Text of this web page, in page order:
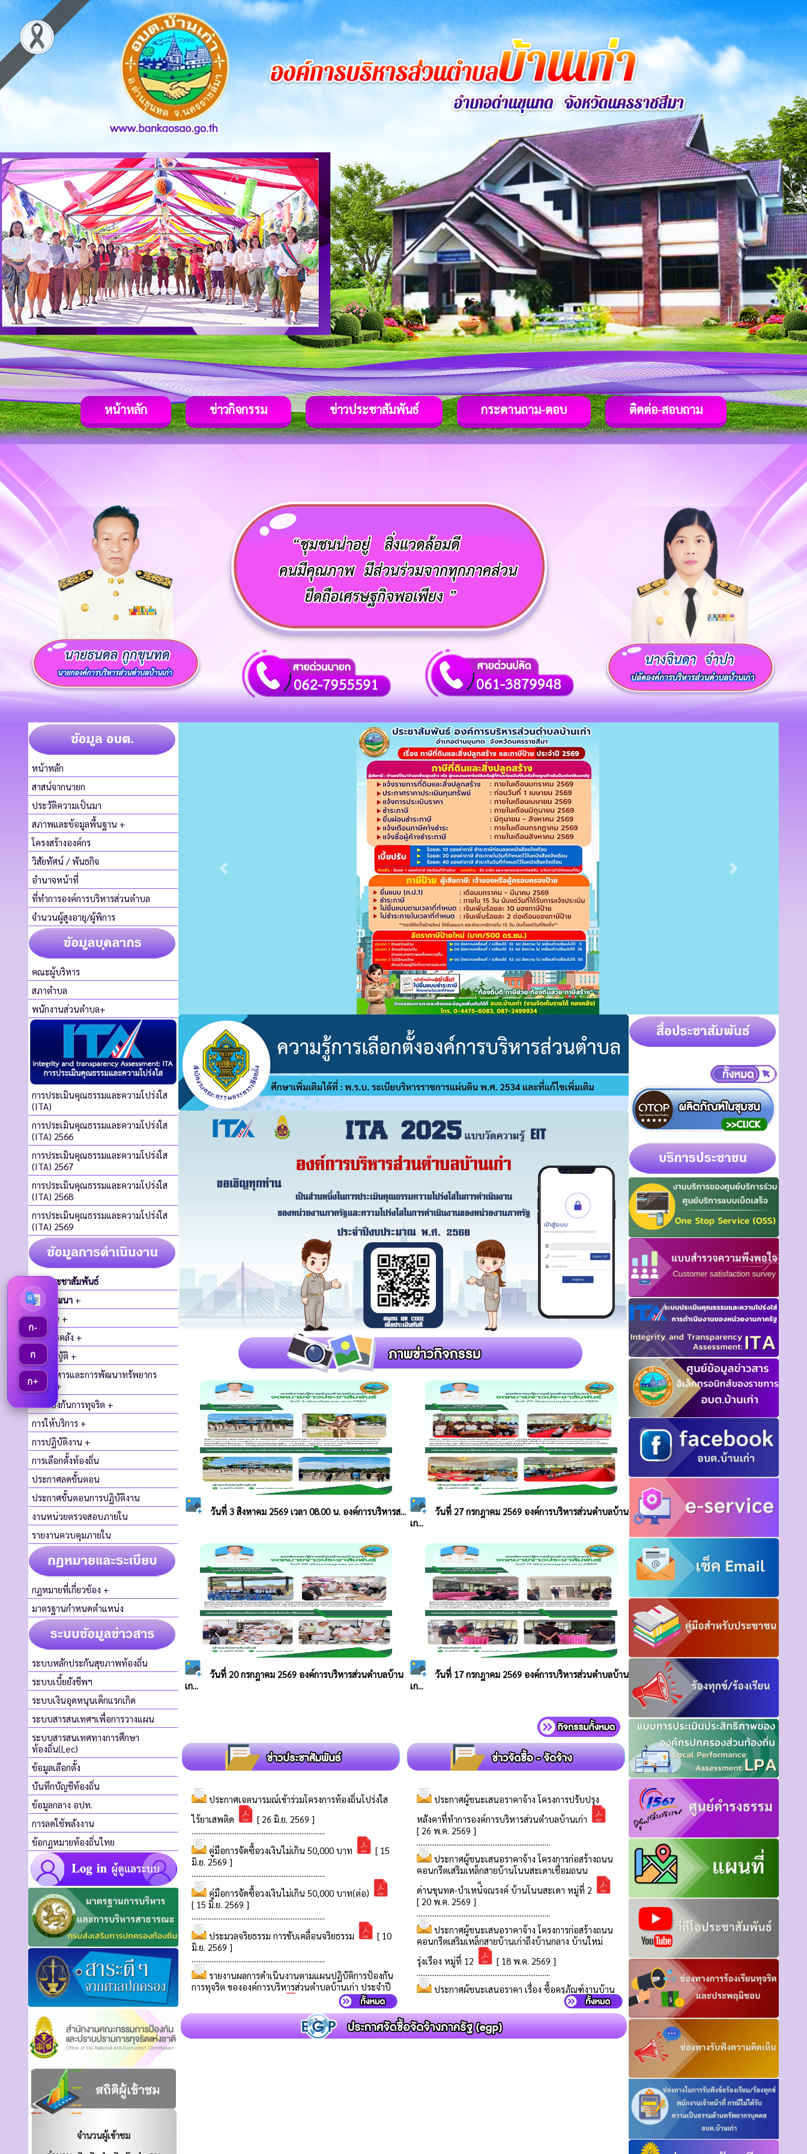
หน้าหลัก ข่าวกิจกรรม ข่าวประชาสัมพันธ์ กระดานถาม-ตอบ ติดต่อ-สอบถาม
หน้าหลัก
สาสน์จากนายก
ประวัติความเป็นมา
สภาพและข้อมูลพื้นฐาน +
โครงสร้างองค์กร
วิสัยทัศน์ / พันธกิจ
อำนาจหน้าที่
ที่ทำการองค์การบริหารส่วนตำบล
จำนวนผู้สูงอายุ/ผู้พิการ
คณะผู้บริหาร
สภาตำบล
พนักงานส่วนตำบล+
การประเมินคุณธรรมและความโปร่งใส
(ITA)
การประเมินคุณธรรมและความโปร่งใส
(ITA) 2566
การประเมินคุณธรรมและความโปร่งใส
(ITA) 2567
การประเมินคุณธรรมและความโปร่งใส
(ITA) 2568
การประเมินคุณธรรมและความโปร่งใส
(ITA) 2569
ข่าวประชาสัมพันธ์
แผนพัฒนา +
รายงาน +
งานการคลัง +
ข้อบัญญัติ +
การบริหารและการพัฒนาทรัพยากร
บุคคล +
การป้องกันการทุจริต +
การให้บริการ +
การปฏิบัติงาน +
การเลือกตั้งท้องถิ่น
ประกาศลดขั้นตอน
ประกาศขั้นตอนการปฏิบัติงาน
งานหน่วยตรวจสอบภายใน
รายงานควบคุมภายใน
กฏหมายที่เกี่ยวข้อง +
มาตรฐานกำหนดตำแหน่ง
ระบบหลักประกันสุขภาพท้องถิ่น
ระบบเบี้ยยังชีพฯ
ระบบเงินอุดหนุนเด็กแรกเกิด
ระบบสารสนเทศฯเพื่อการวางแผน
ระบบสารสนเทศทางการศึกษา
ท้องถิ่น(Lec)
ข้อมูลเลือกตั้ง
บันทึกบัญชีท้องถิ่น
ข้อมูลกลาง อปท.
การลดใช้พลังงาน
ข้อกฏหมายท้องถิ่นไทย
จำนวนผู้เข้าชม
ก-
ก
ก+